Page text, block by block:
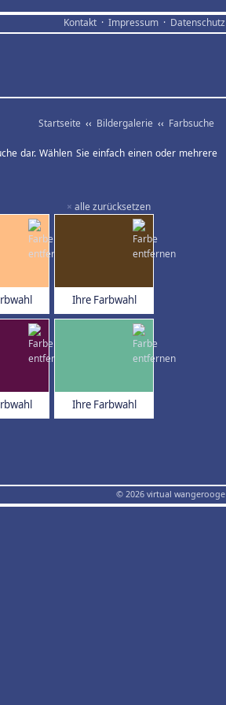
Kontakt · Impressum · Datenschutz
Startseite ‹‹ Bildergalerie ‹‹ Farbsuche
dar. Wählen Sie einfach einen oder mehrere
× alle zurücksetzen
Ihre Farbwahl
Ihre Farbwahl
© 2026 virtual wangerooge